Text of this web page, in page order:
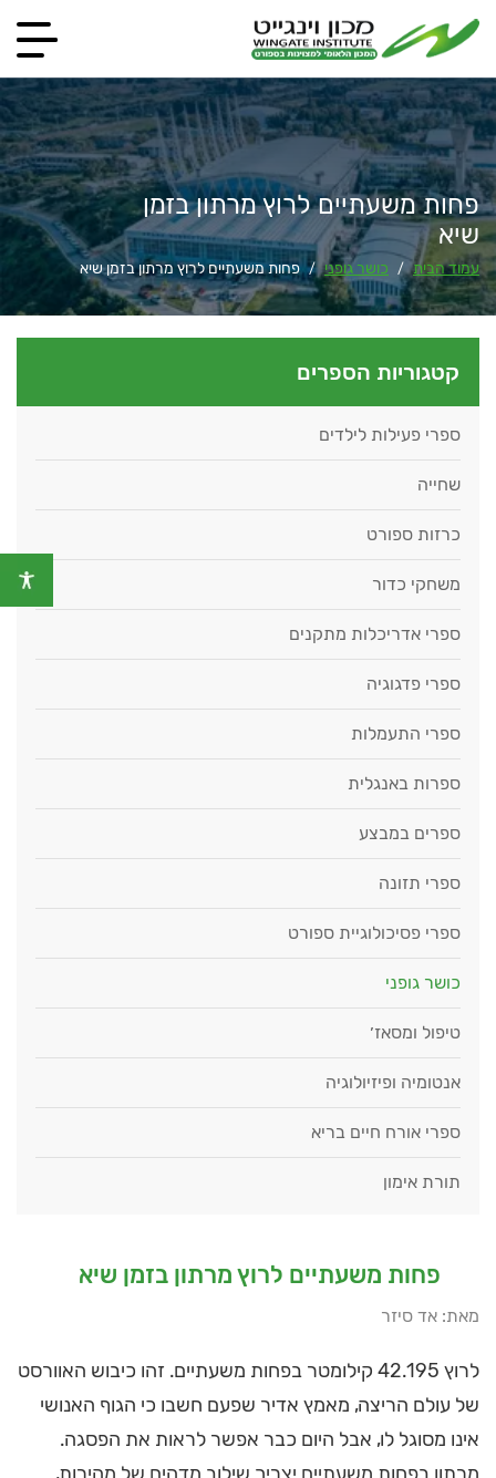
פחות משעתיים לרוץ מרתון בזמן
שיא
עמוד הבית / כושר גופני / פחות משעתיים לרוץ מרתון בזמן שיא
קטגוריות הספרים
ספרי פעילות לילדים
שחייה
כרזות ספורט
משחקי כדור
ספרי אדריכלות מתקנים
ספרי פדגוגיה
ספרי התעמלות
ספרות באנגלית
ספרים במבצע
ספרי תזונה
ספרי פסיכולוגיית ספורט
כושר גופני
טיפול ומסאז׳
אנטומיה ופיזיולוגיה
ספרי אורח חיים בריא
תורת אימון
פחות משעתיים לרוץ מרתון בזמן שיא
מאת: אד סיזר
לרוץ 42.195 קילומטר בפחות משעתיים. זהו כיבוש האוורסט
של עולם הריצה, מאמץ אדיר שפעם חשבו כי הגוף האנושי
אינו מסוגל לו, אבל היום כבר אפשר לראות את הפסגה.